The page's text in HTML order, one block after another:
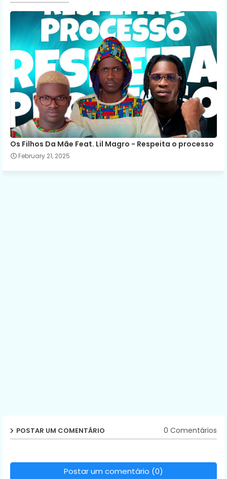
Os Filhos Da Mãe Feat. Lil Magro - Respeita o processo
February 21, 2025
POSTAR UM COMENTÁRIO 0 Comentários
Postar um comentário (0)